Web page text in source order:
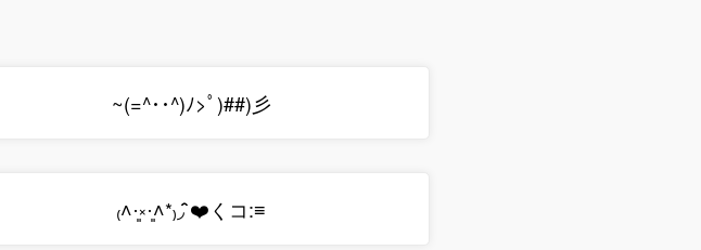
~(=^･･^)ﾉ>ﾟ)##)彡
₍˄·͈༝·͈˄*₎◞ ̑̑❤️くコ:≡